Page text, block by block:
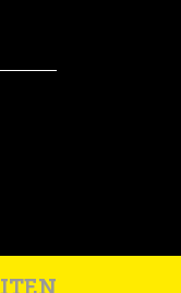
ITEN